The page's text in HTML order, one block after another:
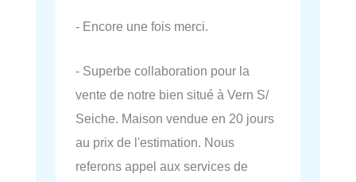
- Encore une fois merci.
- Superbe collaboration pour la
vente de notre bien situé à Vern S/
Seiche. Maison vendue en 20 jours
au prix de l'estimation. Nous
referons appel aux services de